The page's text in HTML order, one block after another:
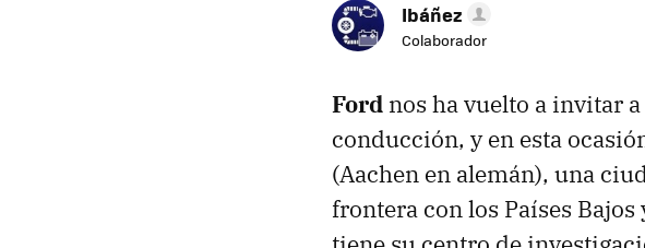
Ibáñez
Colaborador
Ford nos ha vuelto a invitar
conducción, y en esta
(Aachen en alemán), una
frontera con los Países